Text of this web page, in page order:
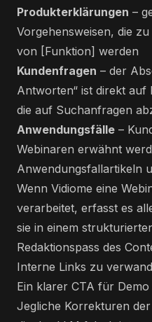
Produkterklärungen –
Vorgehensweisen, die
von [Funktion] werden
Kundenfragen – der
Antworten“ ist direkt auf
die auf Suchanfragen
Anwendungsfälle –
Webinaren erwähnt
Anwendungsfallartikeln
Wenn Vidiome eine
verarbeitet, erfasst es
sie in einem
Redaktionspass des
Interne Links zu
Ein klarer CTA für
Jegliche Korrekturen